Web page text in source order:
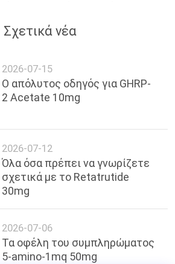
Σχετικά νέα
2026-07-15
Ο απόλυτος οδηγός για GHRP-
2 Acetate 10mg
2026-07-12
Όλα όσα πρέπει να γνωρίζετε
σχετικά με το Retatrutide
30mg
2026-07-06
Τα οφέλη του συμπληρώματος
5-amino-1mq 50mg